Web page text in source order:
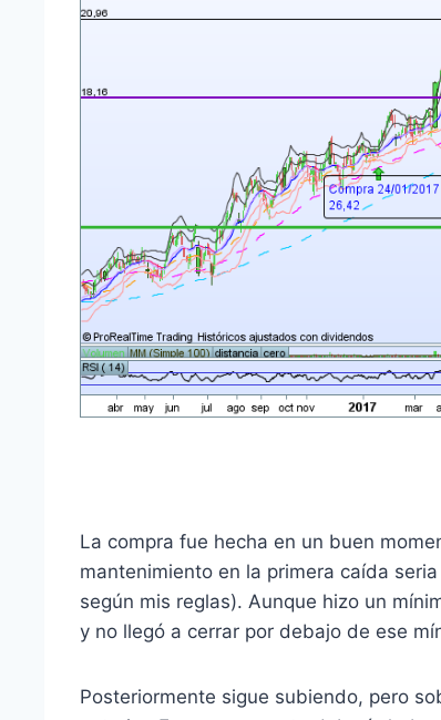
La compra fue hecha en un buen
mantenimiento en la primera caída
según mis reglas). Aunque hizo un
y no llegó a cerrar por debajo de ese
Posteriormente sigue subiendo, pero